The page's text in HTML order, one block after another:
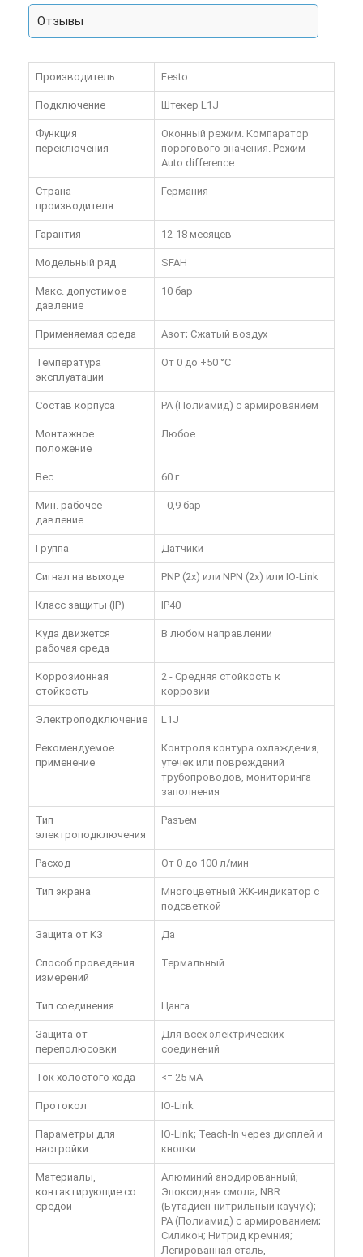
Отзывы
Производитель Festo
Подключение Штекер L1J
Функция
переключения
Оконный режим. Компаратор
порогового значения. Режим
Auto difference
Страна
производителя
Германия
Гарантия 12-18 месяцев
Модельный ряд SFAH
Макс. допустимое
давление
10 бар
Применяемая среда Азот; Сжатый воздух
Температура
эксплуатации
От 0 до +50 °C
Состав корпуса PA (Полиамид) с армированием
Монтажное
положение
Любое
Вес 60 г
Мин. рабочее
давление
- 0,9 бар
Группа Датчики
Сигнал на выходе PNP (2х) или NPN (2х) или IO-Link
Класс защиты (IP) IP40
Куда движется
рабочая среда
В любом направлении
Коррозионная
стойкость
2 - Средняя стойкость к
коррозии
Электроподключение L1J
Рекомендуемое
применение
Контроля контура охлаждения,
утечек или повреждений
трубопроводов, мониторинга
заполнения
Тип
электроподключения
Разъем
Расход От 0 до 100 л/мин
Тип экрана
Многоцветный ЖК-индикатор с
подсветкой
Защита от КЗ Да
Способ проведения
измерений
Термальный
Тип соединения Цанга
Защита от
переполюсовки
Для всех электрических
соединений
Ток холостого хода <= 25 мА
Протокол IO-Link
Параметры для
настройки
IO-Link; Teach-In через дисплей и
кнопки
Материалы,
контактирующие со
средой
Алюминий анодированный;
Эпоксидная смола; NBR
(Бутадиен-нитрильный каучук);
PA (Полиамид) с армированием;
Силикон; Нитрид кремния;
Легированная сталь,